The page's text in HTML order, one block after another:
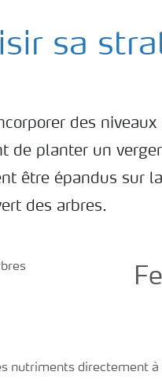
sa
des
de planter un
être épandus sur
des arbres.
Fe
nutriments directement